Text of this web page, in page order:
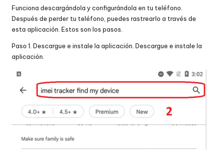
Funciona descargándola y configurándola en tu teléfono.
Después de perder tu teléfono, puedes rastrearlo a través de
esta aplicación. Estos son los pasos.
Paso 1. Descargue e instale la aplicación. Descargue e instale la
aplicación.